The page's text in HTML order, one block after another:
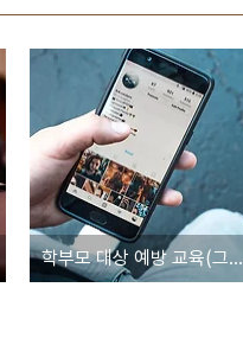
학부모 대상 예방 교육(그루터기심리상담센터 이재연 소장)